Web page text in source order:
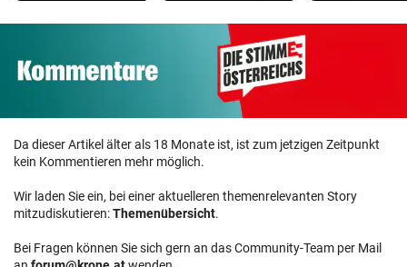
Da dieser Artikel älter als 18 Monate ist, ist zum jetzigen Zeitpunkt
kein Kommentieren mehr möglich.
Wir laden Sie ein, bei einer aktuelleren themenrelevanten Story
mitzudiskutieren:Themenübersicht.
Bei Fragen können Sie sich gern an das Community-Team per Mail